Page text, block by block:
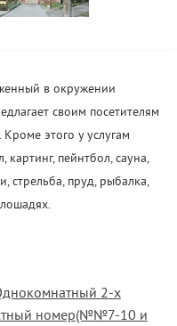
в окружении
своим посетителям
этого у услугам
картинг, пейнтбол, сауна,
стрельба, пруд, рыбалка,
2-х
номер(№№7-10 и